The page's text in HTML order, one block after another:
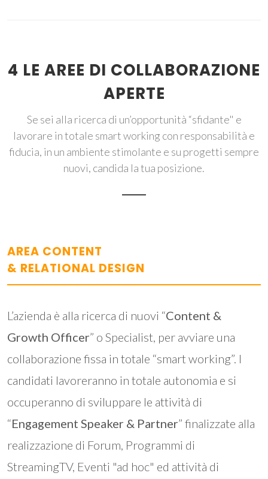
4 LE AREE DI COLLABORAZIONE
APERTE
Se sei alla ricerca di un’opportunità “sfidante" e
lavorare in totale smart working con responsabilità e
fiducia, in un ambiente stimolante e su progetti sempre
nuovi, candida la tua posizione.
AREA CONTENT
& RELATIONAL DESIGN
L’azienda è alla ricerca di nuovi “Content &
Growth Officer” o Specialist, per avviare una
collaborazione fissa in totale “smart working”. I
candidati lavoreranno in totale autonomia e si
occuperanno di sviluppare le attività di
“Engagement Speaker & Partner” finalizzate alla
realizzazione di Forum, Programmi di
StreamingTV, Eventi "ad hoc" ed attività di